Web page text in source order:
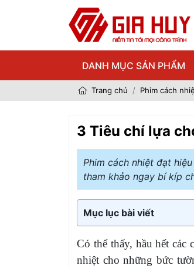
DANH MỤC SẢN PHẨM
Trang chủ Phim cách
3 Tiêu chí lựa
Phim cách nhiệt đạt
tham khảo ngay bí kíp
Mục lục bài viết
Có thể thấy, hầu hết
nhiệt cho những bức